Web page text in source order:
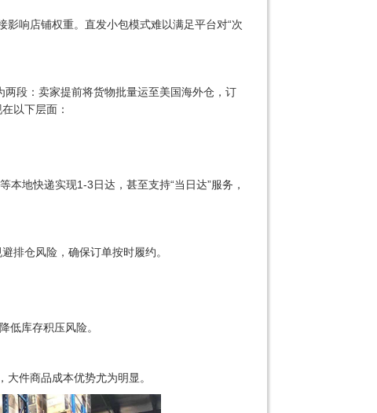
响店铺权重。直发小包模式难以满足平台对“次
两段：卖家提前将货物批量运至美国海外仓，订
以下层面：
地快递实现1-3日达，甚至支持“当日达”服务，
排仓风险，确保订单按时履约。
低库存积压风险。
件商品成本优势尤为明显。